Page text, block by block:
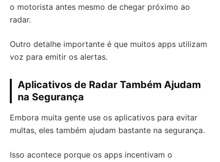
o motorista antes mesmo de chegar próximo ao
radar.
Outro detalhe importante é que muitos apps utilizam
voz para emitir os alertas.
Aplicativos de Radar Também Ajudam
na Segurança
Embora muita gente use os aplicativos para evitar
multas, eles também ajudam bastante na segurança.
Isso acontece porque os apps incentivam o